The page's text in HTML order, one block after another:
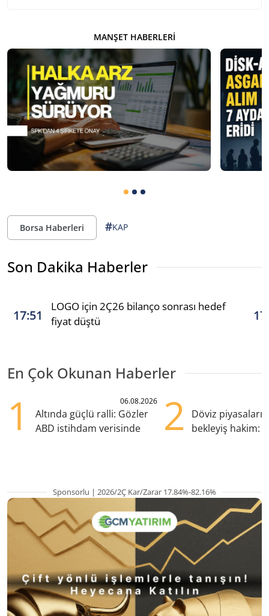
MANŞET HABERLERI
Borsa Haberleri #KAP
Son Dakika Haberler
17:51
LOGO için 2Ç26 bilanço sonrası hedef
fiyat düştü
En Çok Okunan Haberler
1 06.08.2026
Altında güçlü ralli: Gözler
ABD istihdam verisinde
2
Döviz
bekleyiş hakim:
Sponsorlu | 2026/2Ç Kar/Zarar 17.84%-82.16%